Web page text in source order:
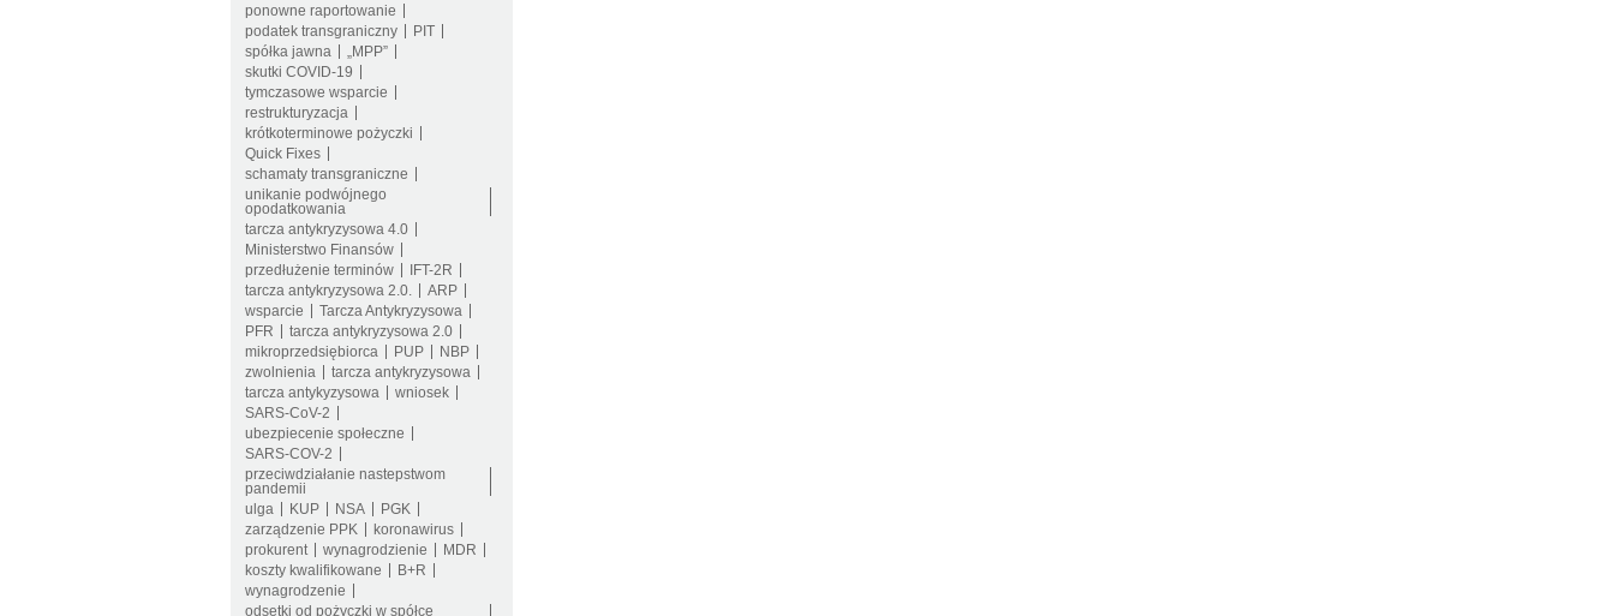
ponowne raportowanie
podatek transgraniczny
PIT
spółka jawna
„MPP”
skutki COVID-19
tymczasowe wsparcie
restrukturyzacja
krótkoterminowe pożyczki
Quick Fixes
schamaty transgraniczne
unikanie podwójnego
opodatkowania
tarcza antykryzysowa 4.0
Ministerstwo Finansów
przedłużenie terminów
IFT-2R
tarcza antykryzysowa 2.0.
ARP
wsparcie
Tarcza Antykryzysowa
PFR
tarcza antykryzysowa 2.0
mikroprzedsiębiorca
PUP
NBP
zwolnienia
tarcza antykryzysowa
tarcza antykyzysowa
wniosek
SARS-CoV-2
ubezpiecenie społeczne
SARS-COV-2
przeciwdziałanie nastepstwom
pandemii
ulga
KUP NSA
PGK
zarządzenie PPK
koronawirus
prokurent
wynagrodzienie
MDR
koszty kwalifikowane
B+R
wynagrodzenie
odsetki od pożyczki w spółce